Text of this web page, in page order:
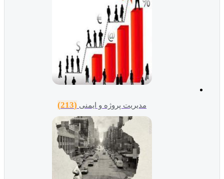
مدیریت پروژه و ایمنی (213)